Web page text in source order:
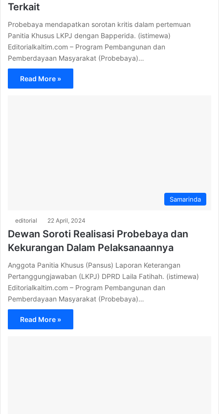
Terkait
Probebaya mendapatkan sorotan kritis dalam pertemuan
Panitia Khusus LKPJ dengan Bapperida. (istimewa)
Editorialkaltim.com – Program Pembangunan dan
Pemberdayaan Masyarakat (Probebaya)…
Read More »
Samarinda
editorial 22 April, 2024
Dewan Soroti Realisasi Probebaya dan
Kekurangan Dalam Pelaksanaannya
Anggota Panitia Khusus (Pansus) Laporan Keterangan
Pertanggungjawaban (LKPJ) DPRD Laila Fatihah. (istimewa)
Editorialkaltim.com – Program Pembangunan dan
Pemberdayaan Masyarakat (Probebaya)…
Read More »